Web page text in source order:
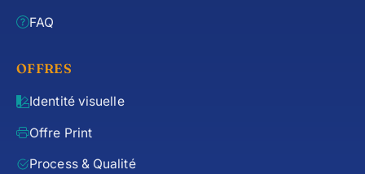
FAQ
OFFRES
Identité visuelle
Offre Print
Process & Qualité